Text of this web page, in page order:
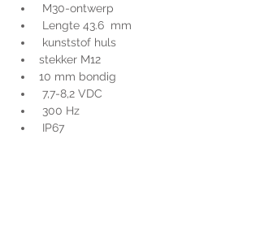
M30-ontwerp
Lengte 43.6  mm
kunststof huls
stekker M12
10 mm bondig
7,7-8,2 VDC
300 Hz
IP67